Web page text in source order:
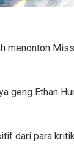
menonton
geng Ethan
dari para